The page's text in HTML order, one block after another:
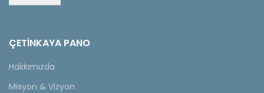
ÇETINKAYA PANO
Hakkımızda
Misyon & Vizyon